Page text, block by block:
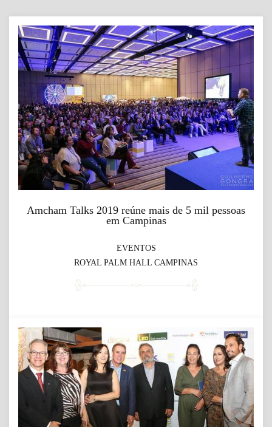
Amcham Talks 2019 reúne mais de 5 mil pessoas
em Campinas
EVENTOS
ROYAL PALM HALL CAMPINAS